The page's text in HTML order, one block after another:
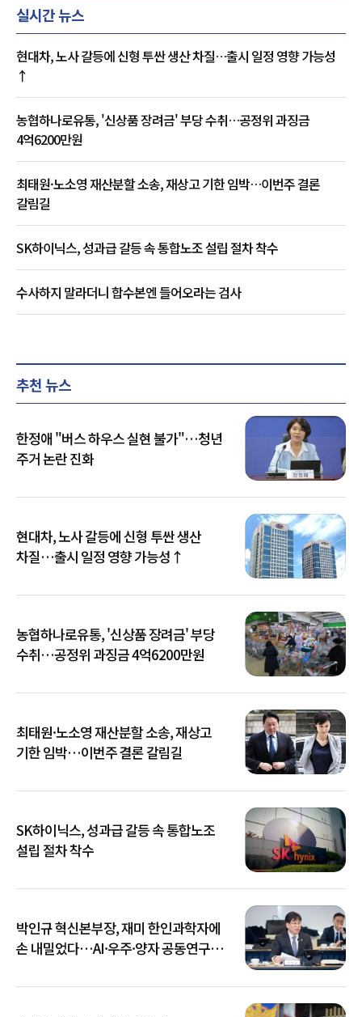
실시간 뉴스
현대차, 노사 갈등에 신형 투싼 생산 차질…출시 일정 영향 가능성
↑
농협하나로유통, '신상품 장려금' 부당 수취…공정위 과징금
4억6200만원
최태원·노소영 재산분할 소송, 재상고 기한 임박…이번주 결론
갈림길
SK하이닉스, 성과급 갈등 속 통합노조 설립 절차 착수
수사하지 말라더니 합수본엔 들어오라는 검사
추천 뉴스
한정애 "버스 하우스 실현 불가"…청년
주거 논란 진화
현대차, 노사 갈등에 신형 투싼 생산
차질…출시 일정 영향 가능성↑
농협하나로유통, '신상품 장려금' 부당
수취…공정위 과징금 4억6200만원
최태원·노소영 재산분할 소송, 재상고
기한 임박…이번주 결론 갈림길
SK하이닉스, 성과급 갈등 속 통합노조
설립 절차 착수
박인규 혁신본부장, 재미 한인과학자에
손 내밀었다…AI·우주·양자 공동연구